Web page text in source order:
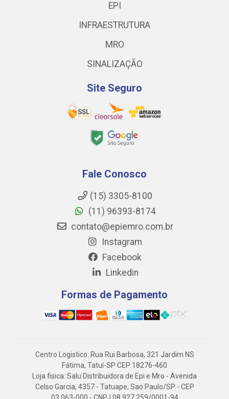
EPI
INFRAESTRUTURA
MRO
SINALIZAÇÃO
Site Seguro
Fale Conosco
(15) 3305-8100
(11) 96393-8174
contato@epiemro.com.br
Instagram
Facebook
Linkedin
Formas de Pagamento
Centro Logistico: Rua Rui Barbosa, 321 Jardim NS
Fátima, Tatuí-SP CEP 18276-460
Loja fisica: Salu Distribuidora de Epi e Mro - Avenida
Celso Garcia, 4357 - Tatuape, Sao Paulo/SP - CEP